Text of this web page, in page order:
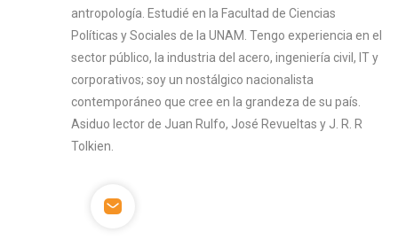
antropología. Estudié en la Facultad de Ciencias
Políticas y Sociales de la UNAM. Tengo experiencia en el
sector público, la industria del acero, ingeniería civil, IT y
corporativos; soy un nostálgico nacionalista
contemporáneo que cree en la grandeza de su país.
Asiduo lector de Juan Rulfo, José Revueltas y J. R. R
Tolkien.